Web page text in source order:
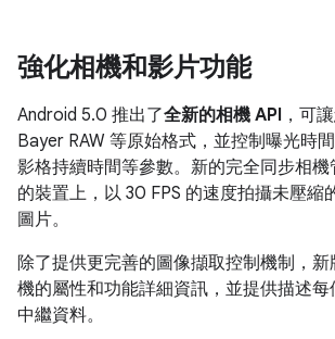
強化相機和影片功能
Android 5.0 推出了全新的相機 API ，可
Bayer RAW 等原始格式，並控制曝光時
影格持續時間等參數。新的完全同步相
的裝置上，以 30 FPS 的速度拍攝未壓縮
圖片。
除了提供更完善的圖像擷取控制機制，新
機的屬性和功能詳細資訊，並提供描述
中繼資料。